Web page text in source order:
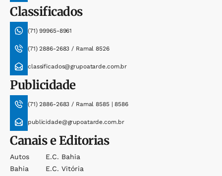
Classificados
(71) 99965-8961
(71) 2886-2683 / Ramal 8526
classificados@grupoatarde.com.br
Publicidade
(71) 2886-2683 / Ramal 8585 | 8586
publicidade@grupoatarde.com.br
Canais e Editorias
Autos
Bahia
E.c. Bahia
E.c. Vitória